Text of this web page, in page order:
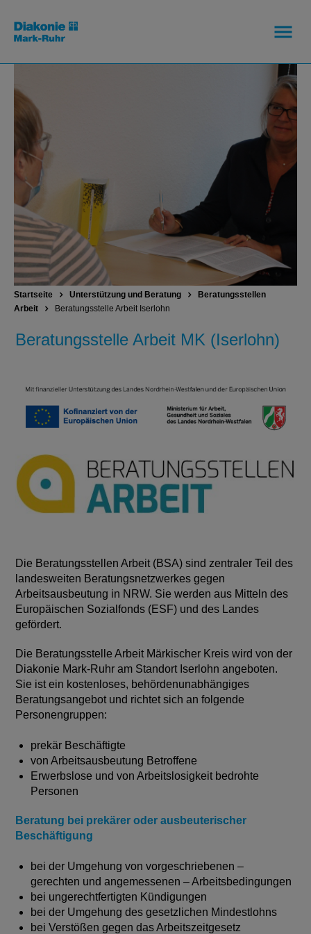
Startseite Unterstützung und Beratung
Beratungsstellen
Arbeit
Beratungsstelle Arbeit Iserlohn
Beratungsstelle Arbeit MK (Iserlohn)
Die Beratungsstellen Arbeit (BSA) sind zentraler Teil des
landesweiten Beratungsnetzwerkes gegen
Arbeitsausbeutung in NRW. Sie werden aus Mitteln des
Europäischen Sozialfonds (ESF) und des Landes
gefördert.
Die Beratungsstelle Arbeit Märkischer Kreis wird von der
Diakonie Mark-Ruhr am Standort Iserlohn angeboten.
Sie ist ein kostenloses, behördenunabhängiges
Beratungsangebot und richtet sich an folgende
Personengruppen:
prekär Beschäftigte
von Arbeitsausbeutung Betroffene
Erwerbslose und von Arbeitslosigkeit bedrohte
Personen
Beratung bei prekärer oder ausbeuterischer
Beschäftigung
bei der Umgehung von vorgeschriebenen ­–
gerechten und angemessenen – Arbeitsbedingungen
bei ungerechtfertigten Kündigungen
bei der Umgehung des gesetzlichen Mindestlohns
bei Verstößen gegen das Arbeitszeitgesetz